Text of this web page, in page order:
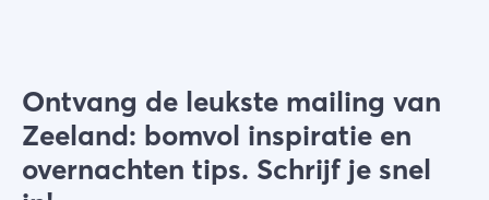
Ontvang de leukste mailing van
Zeeland: bomvol inspiratie en
overnachten tips. Schrijf je snel